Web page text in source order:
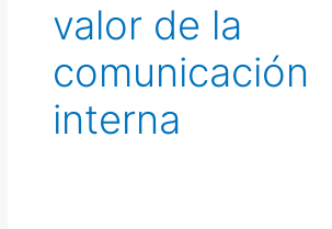
valor de la
comunicación
interna